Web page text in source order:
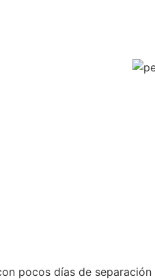
pocos días de separación